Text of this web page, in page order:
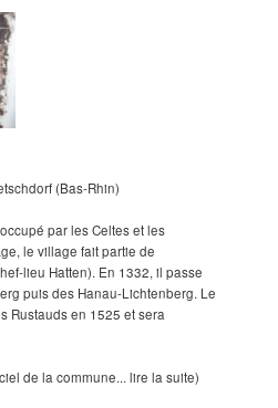
(Bas-Rhin)
par les Celtes et les
le village fait partie de
lieu Hatten). En 1332, il passe
puis des Hanau-Lichtenberg. Le
Rustauds en 1525 et sera
de la commune... lire la suite)